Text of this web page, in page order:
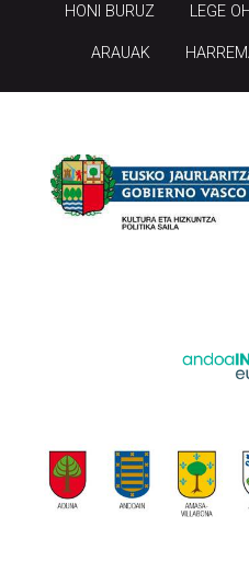
HONI BURUZ LEGE
ARAUAK